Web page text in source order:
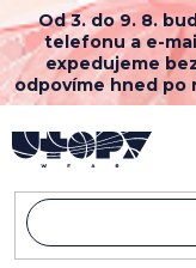
Přejít
na
obsah
Od 3. do 9. 8.
telefonu a e-
expedujeme
odpovíme hned po